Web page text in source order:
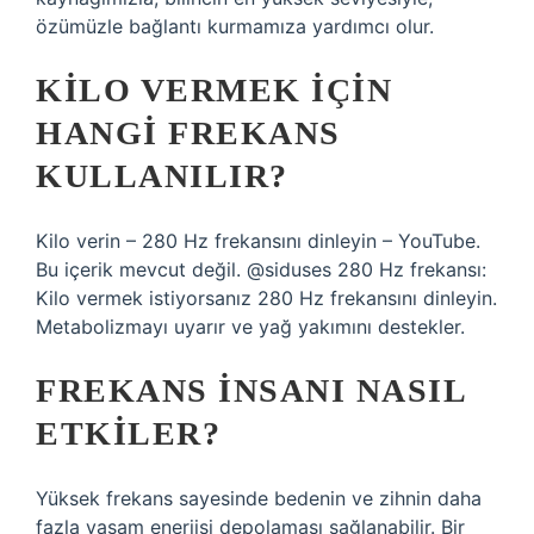
özümüzle bağlantı kurmamıza yardımcı olur.
KILO VERMEK IÇIN
HANGI FREKANS
KULLANILIR?
Kilo verin – 280 Hz frekansını dinleyin – YouTube.
Bu içerik mevcut değil. @siduses 280 Hz frekansı:
Kilo vermek istiyorsanız 280 Hz frekansını dinleyin.
Metabolizmayı uyarır ve yağ yakımını destekler.
FREKANS INSANI NASIL
ETKILER?
Yüksek frekans sayesinde bedenin ve zihnin daha
fazla yaşam enerjisi depolaması sağlanabilir. Bir